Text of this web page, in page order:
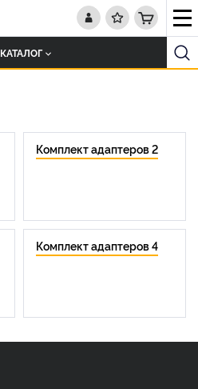
КАТАЛОГ
Комплект адаптеров 2
Комплект адаптеров 4